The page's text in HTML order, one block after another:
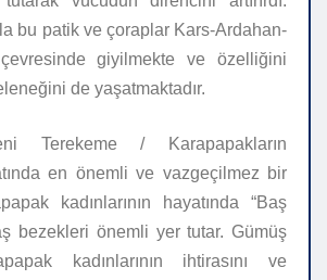
bu patik ve çoraplar Kars-Ardahan-
giyilmekte ve özelliğini
de yaşatmaktadır.
Terekeme / Karapapakların
en önemli ve vazgeçilmez bir
kadınlarının hayatında “Baş
bezekleri önemli yer tutar. Gümüş
kadınlarının ihtirasını ve